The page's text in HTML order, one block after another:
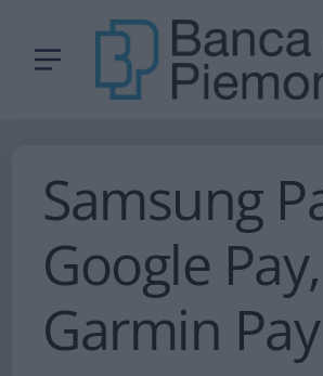
Samsung
Google Pay,
Garmin Pay